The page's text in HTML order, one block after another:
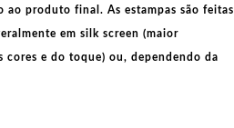
ao produto final. As estampas são feitas
em silk screen (maior
cores e do toque) ou, dependendo da